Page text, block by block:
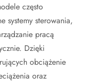
często
systemy sterowania,
pracą
Dzięki
obciążenie
oraz